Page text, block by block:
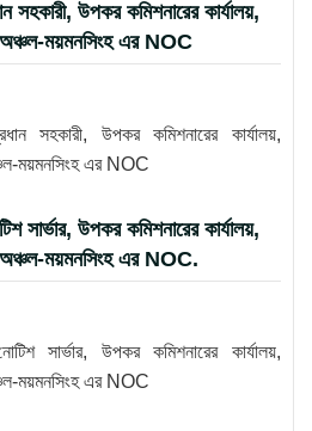
সহকারী, উপকর কমিশনারের কার্যালয়,
ময়মনসিংহ এর NOC
সহকারী, উপকর কমিশনারের কার্যালয়,
ময়মনসিংহ এর NOC
সার্ভার, উপকর কমিশনারের কার্যালয়,
ময়মনসিংহ এর NOC.
সার্ভার, উপকর কমিশনারের কার্যালয়,
ময়মনসিংহ এর NOC